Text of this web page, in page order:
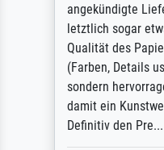
angekündigte
letztlich sogar
Qualität des
(Farben, Details
sondern
damit ein
Definitiv den Pre...